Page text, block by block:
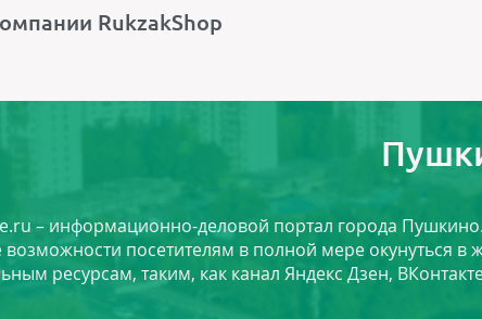
RukzakShop
– информационно-деловой портал города
посетителям в полной мере окунуться
ресурсам, таким, как канал Яндекс Дзен,